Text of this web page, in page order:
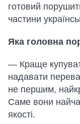
готовий
частини
Яка головна
— Краще
надавати
не першим,
Саме вони
якості.